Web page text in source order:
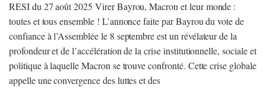
RESI du 27 août 2025 Virer Bayrou, Macron et leur monde :
toutes et tous ensemble ! L’annonce faite par Bayrou du vote de
confiance à l’Assemblée le 8 septembre est un révélateur de la
profondeur et de l’accélération de la crise institutionnelle, sociale et
politique à laquelle Macron se trouve confronté. Cette crise globale
appelle une convergence des luttes et des